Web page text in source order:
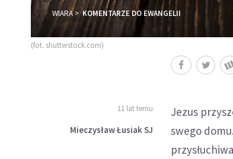
WIARA KOMENTARZE DO EWANGELII
(fot. shutterstock.com)
11 lat temu
Mieczysław Łusiak SJ
Jezus
swego